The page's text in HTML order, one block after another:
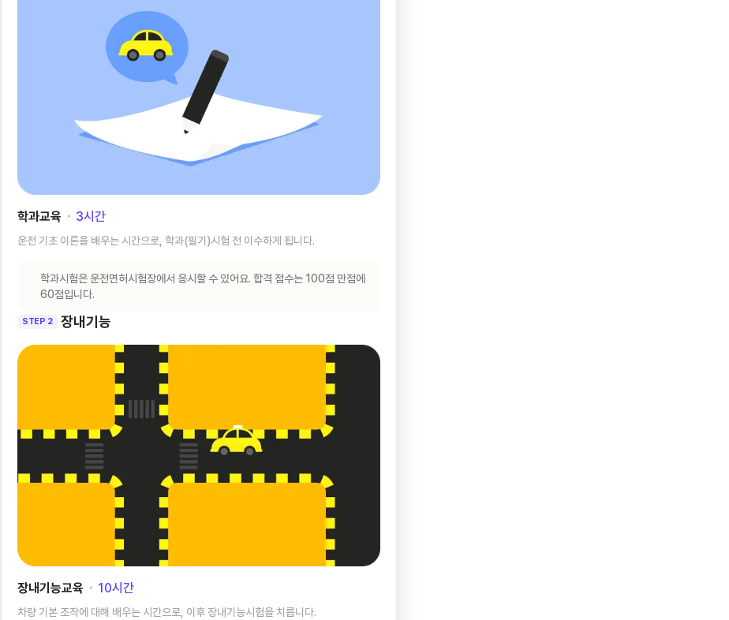
학과교육 ･ 3시간
운전 기초 이론을 배우는 시간으로, 학과(필기)시험 전 이수하게 됩니다.
학과시험은 운전면허시험장에서 응시할 수 있어요. 합격 점수는 100점 만점에
60점입니다.
STEP 2 장내기능
장내기능교육 ･ 10시간
차량 기본 조작에 대해 배우는 시간으로, 이후 장내기능시험을 치릅니다.